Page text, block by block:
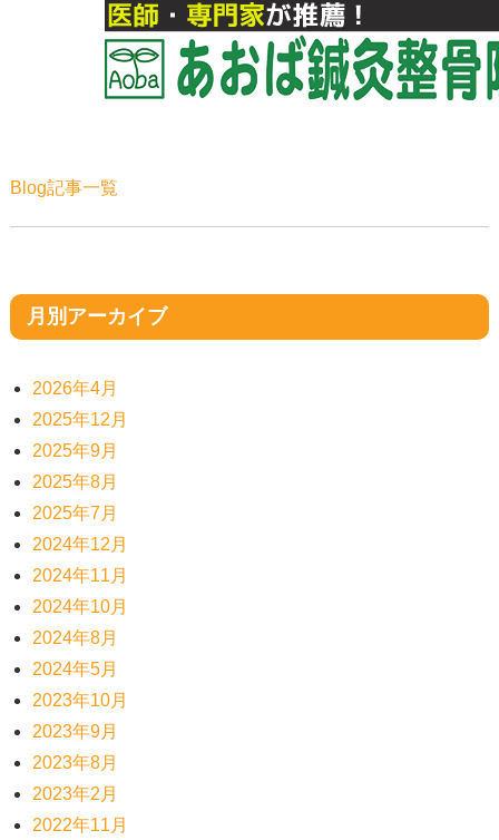
Blog記事一覧
月別アーカイブ
2026年4月
2025年12月
2025年9月
2025年8月
2025年7月
2024年12月
2024年11月
2024年10月
2024年8月
2024年5月
2023年10月
2023年9月
2023年8月
2023年2月
2022年11月